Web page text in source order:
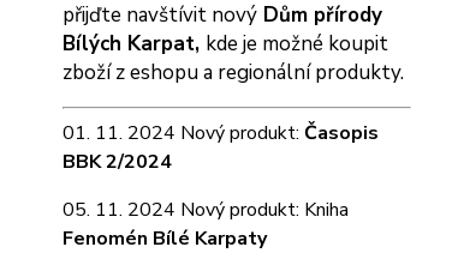
přijďte navštívit nový Dům přírody
Bílých Karpat, kde je možné koupit
zboží z eshopu a regionální produkty.
01. 11. 2024 Nový produkt: Časopis
BBK 2/2024
05. 11. 2024 Nový produkt: Kniha
Fenomén Bílé Karpaty